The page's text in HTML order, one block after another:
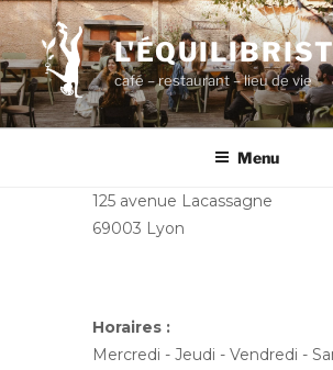
Aller
au
contenu
principal
café – restaurant – lieu de vie
Menu
125 avenue Lacassagne
69003 Lyon
Horaires :
Mercredi - Jeudi - Vendredi -